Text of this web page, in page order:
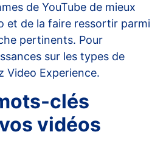
de YouTube de mieux
et de la faire ressortir parmi
pertinents. Pour
sur les types de
Video Experience.
clés
vidéos